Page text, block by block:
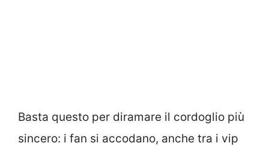
Basta questo per diramare il cordoglio più
sincero: i fan si accodano, anche tra i vip